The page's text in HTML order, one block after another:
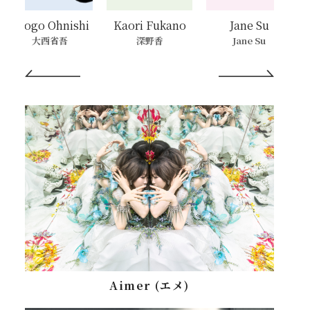
Shogo Ohnishi
大西省吾
Kaori Fukano
深野香
Jane Su
Jane Su
Aimer (エメ)